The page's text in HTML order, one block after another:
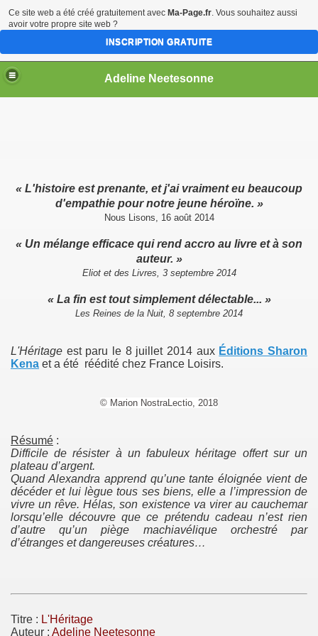
Adeline Neetesonne
« L'histoire est prenante, et j'ai vraiment eu beaucoup
d'empathie pour notre jeune héroïne. »
Nous Lisons, 16 août 2014
« Un mélange efficace qui rend accro au livre et à son
auteur. »
Eliot et des Livres, 3 septembre 2014
« La fin est tout simplement délectable... »
Les Reines de la Nuit, 8 septembre 2014
L'Héritage est paru le 8 juillet 2014 aux Éditions Sharon
Kena eta été réédité chez France Loisirs.
© Marion NostraLectio, 2018
Résumé :
Difficile de résister à un fabuleux héritage offert sur un
plateau d’argent.
Quand Alexandra apprend qu’une tante éloignée vient de
décéder et lui lègue tous ses biens, elle a l’impression de
vivre un rêve. Hélas, son existence va virer au cauchemar
lorsqu’elle découvre que ce prétendu cadeau n’est rien
d’autre qu’un piège machiavélique orchestré par
d’étranges et dangereuses créatures…
Titre : L'Héritage
Auteur : Adeline Neetesonne
d'Odin
Ce site web a été créé gratuitement avec Ma-Page.fr. Vous souhaitez aussi
avoir votre propre site web ?
INSCRIPTION GRATUITE